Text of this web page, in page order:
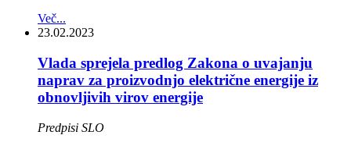
Več...
23.02.2023
Vlada sprejela predlog Zakona o uvajanju
naprav za proizvodnjo električne energije iz
obnovljivih virov energije
Predpisi SLO